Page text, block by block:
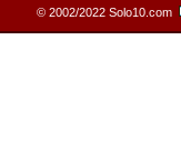
© 2002/2022 Solo10.com